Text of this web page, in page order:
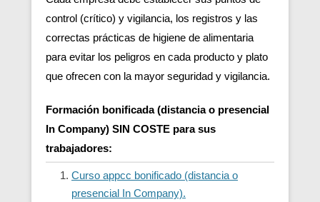
control (crítico) y vigilancia, los registros y las
correctas prácticas de higiene de alimentaria
para evitar los peligros en cada producto y plato
que ofrecen con la mayor seguridad y vigilancia.
Formación bonificada (distancia o presencial
In Company) SIN COSTE para sus
trabajadores:
Curso appcc bonificado (distancia o
presencial In Company).